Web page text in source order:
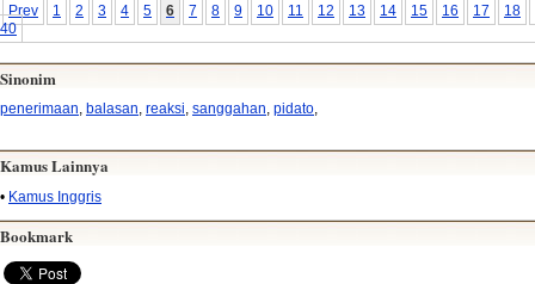
Prev 1 2 3 4 5 6 7 8 9 10 11 12 13 14 15 16 17
18
40
Sinonim
penerimaan, balasan, reaksi, sanggahan, pidato,
Kamus Lainnya
• Kamus Inggris
Bookmark